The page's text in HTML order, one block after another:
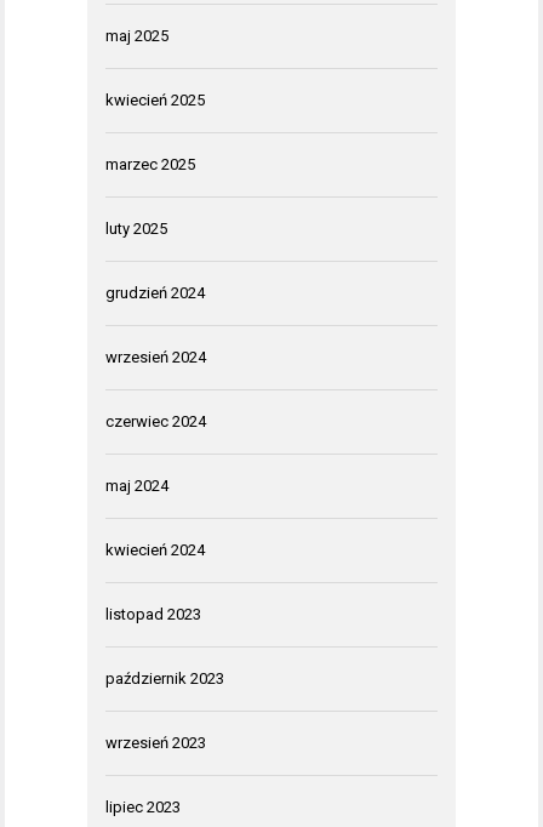
maj 2025
kwiecień 2025
marzec 2025
luty 2025
grudzień 2024
wrzesień 2024
czerwiec 2024
maj 2024
kwiecień 2024
listopad 2023
październik 2023
wrzesień 2023
lipiec 2023